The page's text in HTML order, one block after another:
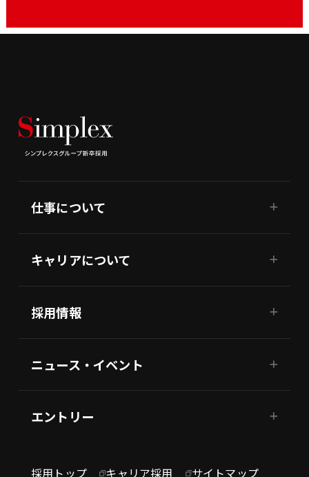
仕事について
キャリアについて
採用情報
ニュース・イベント
エントリー
採用トップ キャリア採用 サイトマップ